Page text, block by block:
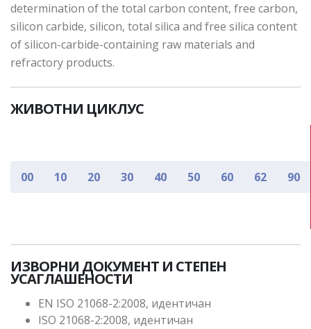
determination of the total carbon content, free carbon,
silicon carbide, silicon, total silica and free silica content
of silicon-carbide-containing raw materials and
refractory products.
ЖИВОТНИ ЦИКЛУС
00 10 20 30 40 50 60 62 90
ИЗВОРНИ ДОКУМЕНТ И СТЕПЕН
УСАГЛАШЕНОСТИ
EN ISO 21068-2:2008, идентичан
ISO 21068-2:2008, идентичан